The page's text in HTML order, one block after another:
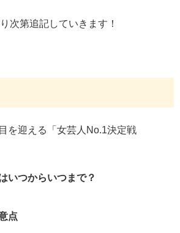
次第追記していきます！
を迎える「女芸人No.1決定戦
いつからいつまで？
点